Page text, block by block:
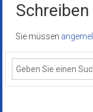
Sie müssen